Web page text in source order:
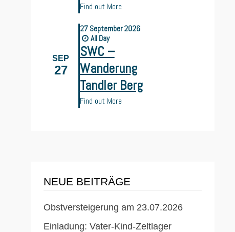
Find out More
SEP
27
27 September2026
All Day
SWC –
Wanderung
Tandler Berg
Find out More
NEUE BEITRÄGE
Obstversteigerung am 23.07.2026
Einladung: Vater-Kind-Zeltlager